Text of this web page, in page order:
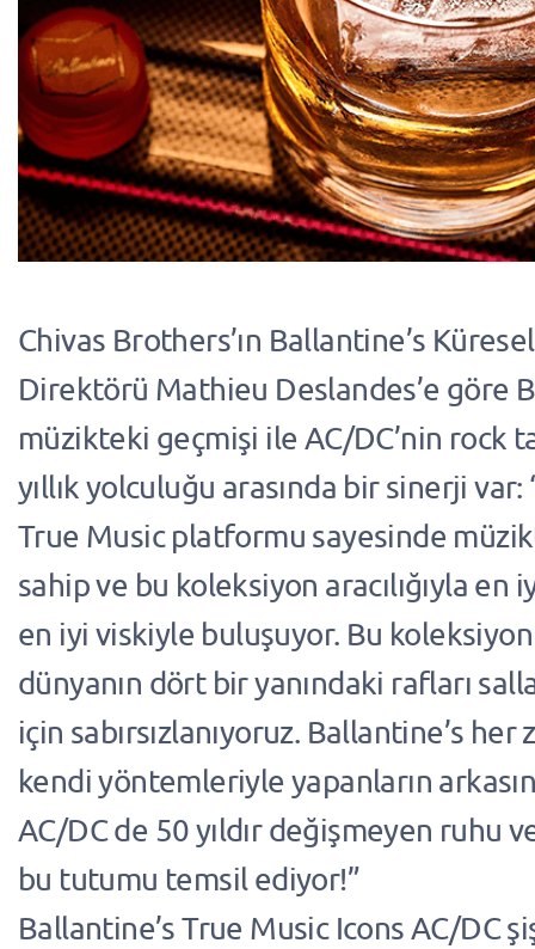
Chivas Brothers’ın Ballantine’s
Direktörü Mathieu Deslandes’e göre
müzikteki geçmişi ile AC/DC’nin rock
yıllık yolculuğu arasında bir sinerji var:
True Music platformu sayesinde
sahip ve bu koleksiyon aracılığıyla en
en iyi viskiyle buluşuyor. Bu
dünyanın dört bir yanındaki rafları
için sabırsızlanıyoruz. Ballantine’s
kendi yöntemleriyle yapanların
AC/DC de 50 yıldır değişmeyen ruhu
bu tutumu temsil ediyor!”
Ballantine’s True Music Icons AC/DC